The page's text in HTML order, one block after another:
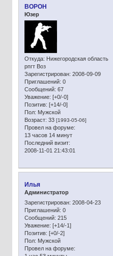
BOPOH
Юзер
Откуда: Нижегородская область
рпгт Воз
Зарегистрирован: 2008-09-09
Приглашений: 0
Сообщений: 67
Уважение: [+0/-0]
Позитив: [+14/-0]
Пол: Мужской
Возраст: 33 [1993-05-06]
Провел на форуме:
13 часов 14 минут
Последний визит:
2008-11-01 21:43:01
Илья
Администратор
Зарегистрирован: 2008-04-23
Приглашений: 0
Сообщений: 215
Уважение: [+14/-1]
Позитив: [+0/-2]
Пол: Мужской
Провел на форуме: